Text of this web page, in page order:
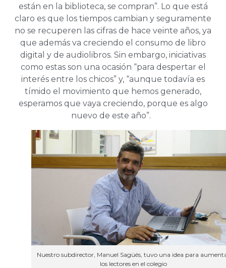
están en la biblioteca, se compran”. Lo que está
claro es que los tiempos cambian y seguramente
no se recuperen las cifras de hace veinte años, ya
que además va creciendo el consumo de libro
digital y de audiolibros. Sin embargo, iniciativas
como estas son una ocasión “para despertar el
interés entre los chicos” y, “aunque todavía es
tímido el movimiento que hemos generado,
esperamos que vaya creciendo, porque es algo
nuevo de este año”.
Nuestro subdirector, Manuel Sagüés, tuvo una idea para
los lectores en el colegio